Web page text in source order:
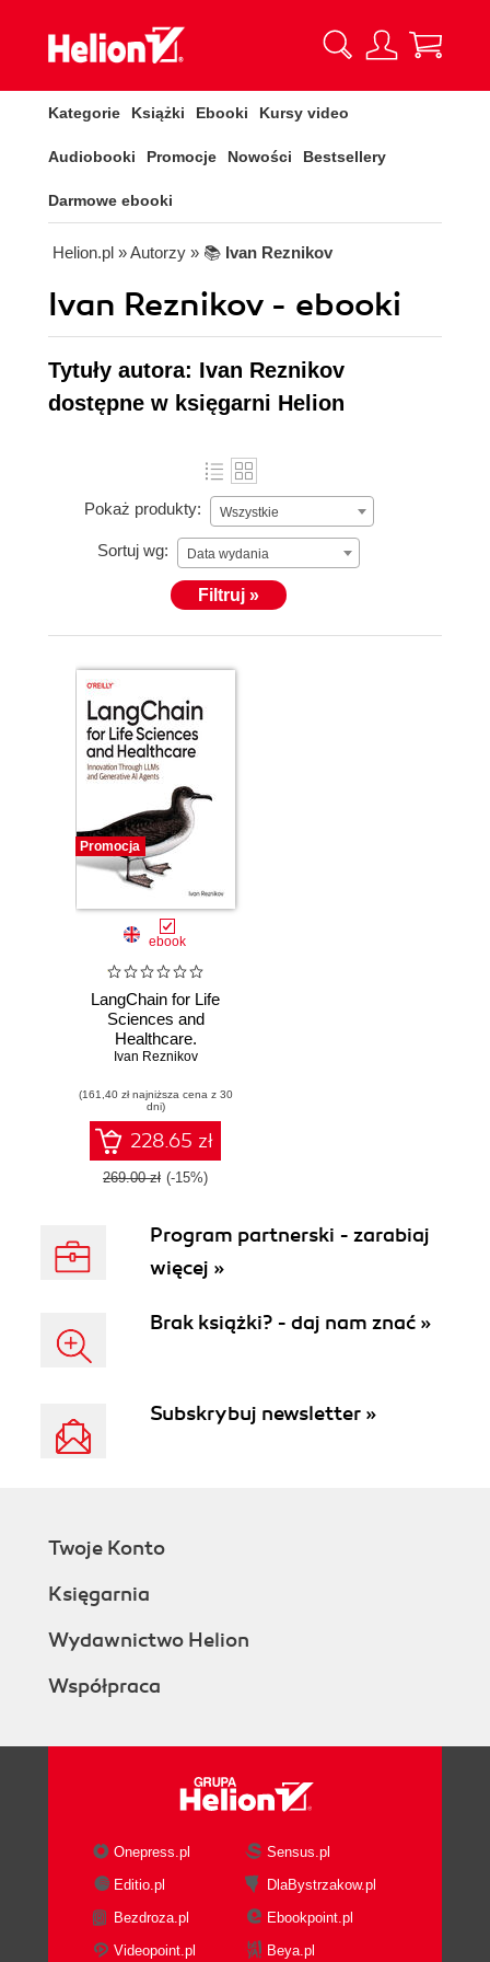
Kategorie Książki Ebooki Kursy video
Audiobooki Promocje Nowości Bestsellery
Darmowe ebooki
Helion.pl » Autorzy » 📚 Ivan Reznikov
Ivan Reznikov - ebooki
Tytuły autora: Ivan Reznikov
dostępne w księgarni Helion
Pokaż produkty: Wszystkie
Sortuj wg: Data wydania
Filtruj »
Promocja
ebook
LangChain for Life
Sciences and
Healthcare.
Innovation Through
Generative AI
Agents
Ivan Reznikov
(161,40 zł najniższa cena z 30
dni)
228.65 zł
269.00 zł (-15%)
Program partnerski - zarabiaj
więcej »
Brak książki? - daj nam znać »
Subskrybuj newsletter »
Twoje Konto
Księgarnia
Wydawnictwo Helion
Współpraca
Onepress.pl
Sensus.pl
Editio.pl
DlaBystrzakow.pl
Bezdroza.pl
Ebookpoint.pl
Videopoint.pl
Beya.pl